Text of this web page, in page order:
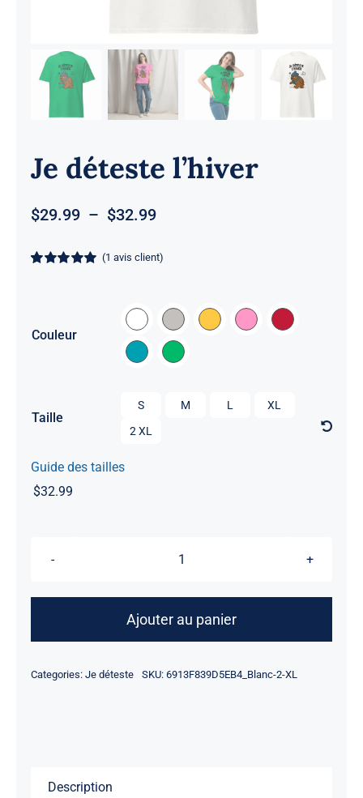
Je déteste l’hiver
$29.99 – $32.99Plage
prix :
$32.99
(1 avis client)
Couleur
Taille
S M L
XL
2 XL
Guide des tailles
$32.99
Je
Ajouter au panier
Categories: Je déteste SKU: 6913F839D5EB4_Blanc-2-XL
Description